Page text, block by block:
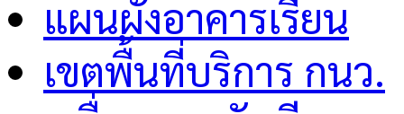
แผนผังอาคารเรียน
เขตพื้นที่บริการ กนว.